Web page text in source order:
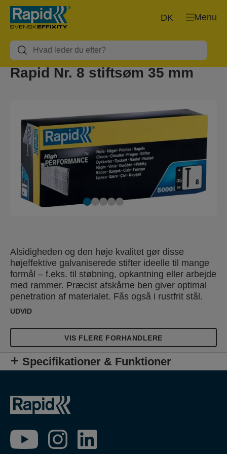
Menu
DK
Rapid Nr. 8 stiftsøm 35 mm
Alsidigheden og den høje kvalitet gør disse
højeffektive galvaniserede stifter ideelle til mange
formål – f.eks. til støbning, opkantning eller arbejde
med rammer. Præcist afskårne ben giver optimal
penetration af materialet. Fås også i rustfrit stål.
UDVID
VIS FLERE FORHANDLERE
Specifikationer & Funktioner